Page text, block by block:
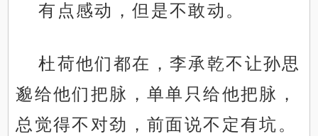
有点感动，但是不敢动。
杜荷他们都在，李承乾不让孙思
邈给他们把脉，单单只给他把脉，
总觉得不对劲，前面说不定有坑。